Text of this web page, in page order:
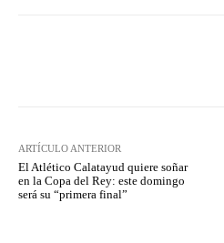
ARTÍCULO ANTERIOR
El Atlético Calatayud quiere soñar
en la Copa del Rey: este domingo
será su “primera final”